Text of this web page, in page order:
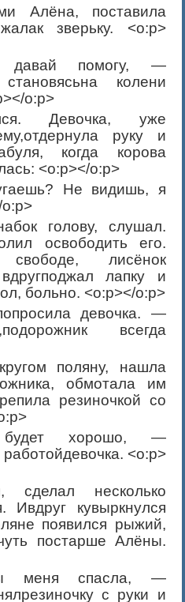
Алёна, поставила
зверьку. <o:p>
давай помогу, —
колени
o:p>
Девочка, уже
руку и
когда корова
<o:p></o:p>
Не видишь, я
голову, слушал.
освободить его.
лисёнок
лапку и
больно. <o:p></o:p>
девочка. —
всегда
поляну, нашла
обмотала им
резиночкой со
хорошо, —
<o:p>
сделал несколько
Ивдруг кувыркнулся
появился рыжий,
постарше Алёны.
меня спасла, —
с руки и